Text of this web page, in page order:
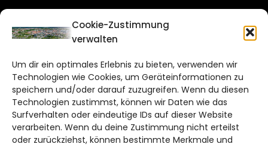
Cookie-Zustimmung
verwalten
Um dir ein optimales Erlebnis zu bieten, verwenden wir
Technologien wie Cookies, um Geräteinformationen zu
speichern und/oder darauf zuzugreifen. Wenn du diesen
Technologien zustimmst, können wir Daten wie das
Surfverhalten oder eindeutige IDs auf dieser Website
verarbeiten. Wenn du deine Zustimmung nicht erteilst
oder zurückziehst, können bestimmte Merkmale und
CITYLIFE!
Bruchtorwall 12
38100 Braunschweig
Telefon: 0531 387220 – 65
DAS STADTMAGAZIN FÜR